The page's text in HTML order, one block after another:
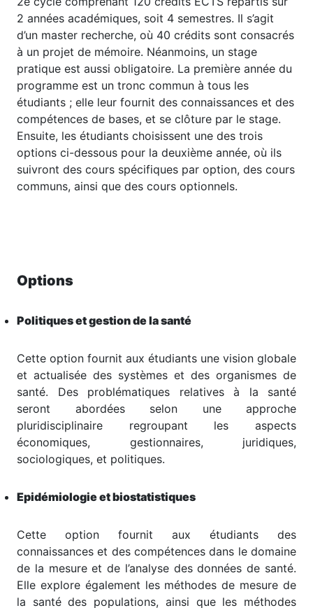
2 années académiques, soit 4 semestres. Il s’agit
d’un master recherche, où 40 crédits sont consacrés
à un projet de mémoire. Néanmoins, un stage
pratique est aussi obligatoire. La première année du
programme est un tronc commun à tous les
étudiants ; elle leur fournit des connaissances et des
compétences de bases, et se clôture par le stage.
Ensuite, les étudiants choisissent une des trois
options ci-dessous pour la deuxième année, où ils
suivront des cours spécifiques par option, des cours
communs, ainsi que des cours optionnels.
Options
Politiques et gestion de la santé
Cette option fournit aux étudiants une vision globale
et actualisée des systèmes et des organismes de
santé. Des problématiques relatives à la santé
seront abordées selon une approche
pluridisciplinaire regroupant les aspects
économiques, gestionnaires, juridiques,
sociologiques, et politiques.
Epidémiologie et biostatistiques
Cette option fournit aux étudiants des
connaissances et des compétences dans le domaine
de la mesure et de l’analyse des données de santé.
Elle explore également les méthodes de mesure de
la santé des populations, ainsi que les méthodes